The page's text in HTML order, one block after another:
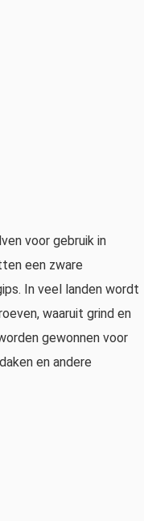
voor gebruik in
een zware
In veel landen wordt
waaruit grind en
gewonnen voor
en andere